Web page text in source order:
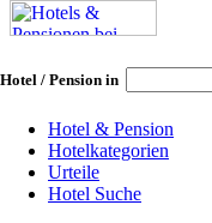
Hotel / Pension in
Hotel & Pension
Hotelkategorien
Urteile
Hotel Suche